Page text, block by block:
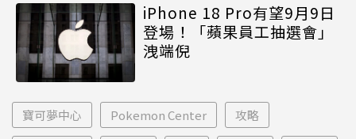
iPhone 18 Pro有望9月9日
登場！「蘋果員工抽選會」
洩端倪
寶可夢中心 Pokemon Center 攻略